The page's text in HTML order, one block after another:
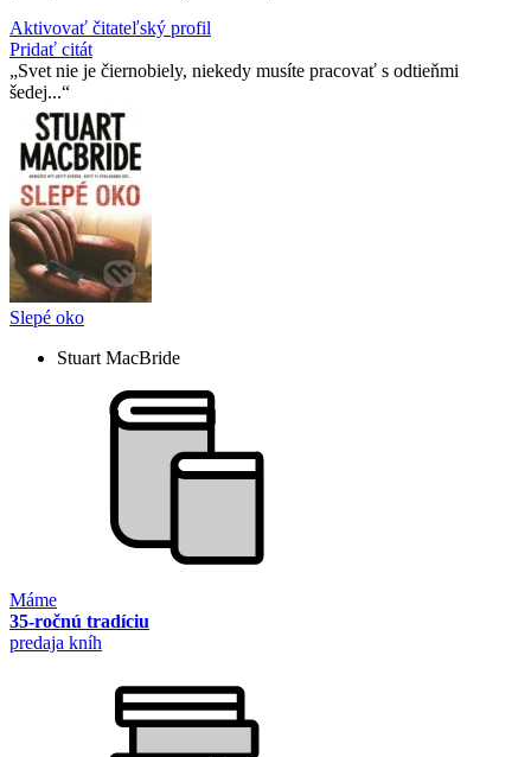
Aktivovať čitateľský profil
Pridať citát
Svet nie je čiernobiely, niekedy musíte pracovať s odtieňmi
šedej...
Slepé oko
Stuart MacBride
Máme
35-ročnú tradíciu
predaja kníh